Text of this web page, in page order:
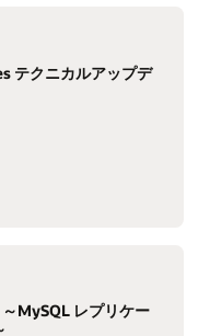
テクニカルアップデ
MySQL レプリケー